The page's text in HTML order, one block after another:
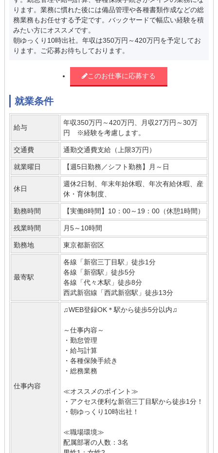
ります。業務に慣れた後には備品管理や各種書類作成などの総
務業務もお任せする予定です。バックヤードで幅広い経験を積
みたい方にオススメです。
朝ゆっくり10時出社。年収は350万円～420万円を予定してお
ります。ご応募お待ちしております。
このお仕事に応募する
就業条件
給与
年収350万円～420万円、月収27万円～30万
円 ※経験を考慮します。
交通費 通勤交通費支給（上限3万円）
就業曜日 【週5日勤務／シフト勤務】月～日
休日
週休2日制、年末年始休暇、年次有給休暇、産
休・育休制度、
勤務時間 【実働8時間】10：00～19：00（休憩1時間）
残業時間 月5～10時間
勤務地 東京都新宿区
最寄駅
各線「新宿三丁目駅」徒歩1分
各線「新宿駅」徒歩5分
各線「代々木駅」徒歩8分
西武新宿線「西武新宿駅」徒歩13分
仕事内容
♫WEB登録OK＊駅から徒歩5分以内♫
～仕事内容～
・勤怠管理
・給与計算
・各種保険手続き
・総務業務
≪オススメのポイント≫
・アクセス便利な新宿三丁目駅から徒歩1分！
・朝ゆっくり10時出社！
≪職場環境≫
配属部署の人数：3名